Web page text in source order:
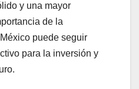
y una mayor
de la
puede seguir
para la inversión y